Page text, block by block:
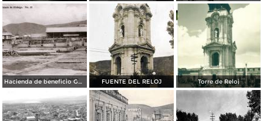
Hacienda de beneficio Guadalupe FUENTE DEL RELOJ Torre de Reloj